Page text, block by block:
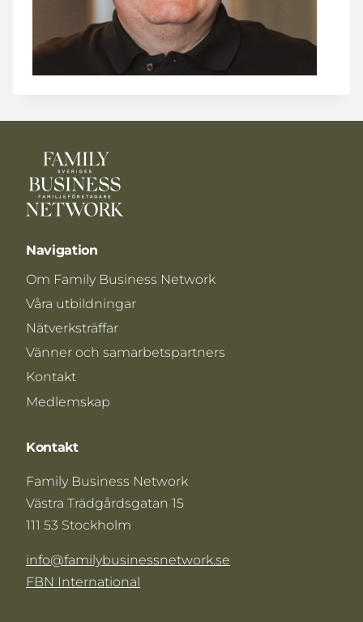
Navigation
Om Family Business Network
Våra utbildningar
Nätverksträffar
Vänner och samarbetspartners
Kontakt
Medlemskap
Kontakt
Family Business Network
Västra Trädgårdsgatan 15
111 53 Stockholm
info@familybusinessnetwork.se
FBN International